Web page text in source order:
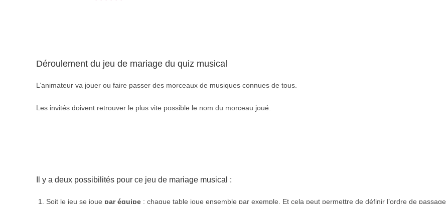
Déroulement du jeu de mariage du quiz musical
L’animateur va jouer ou faire passer des morceaux de musiques connues de tous.
Les invités doivent retrouver le plus vite possible le nom du morceau joué.
Il y a deux possibilités pour ce jeu de mariage musical :
Soit le jeu se joue par équipe : chaque table joue ensemble par exemple. Et cela peut permettre de définir l’ordre de passage